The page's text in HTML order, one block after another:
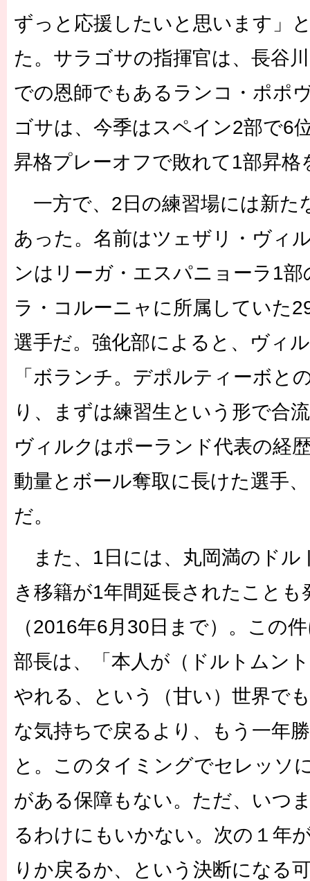
ずっと応援したいと思います」
た。サラゴサの指揮官は、長谷
での恩師でもあるランコ・ポポ
ゴサは、今季はスペイン2部で6
昇格プレーオフで敗れて1部昇格
一方で、2日の練習場には新た
あった。名前はツェザリ・ヴィ
ンはリーガ・エスパニョーラ1
ラ・コルーニャに所属していた
選手だ。強化部によると、ヴィ
「ボランチ。デポルティーボと
り、まずは練習生という形で合
ヴィルクはポーランド代表の経
動量とボール奪取に長けた選手
だ。
また、1日には、丸岡満のドル
き移籍が1年間延長されたこと
（2016年6月30日まで）。この
部長は、「本人が（ドルトムン
やれる、という（甘い）世界で
な気持ちで戻るより、もう一年
と。このタイミングでセレッソ
がある保障もない。ただ、いつ
るわけにもいかない。次の１年
りか戻るか、という決断になる